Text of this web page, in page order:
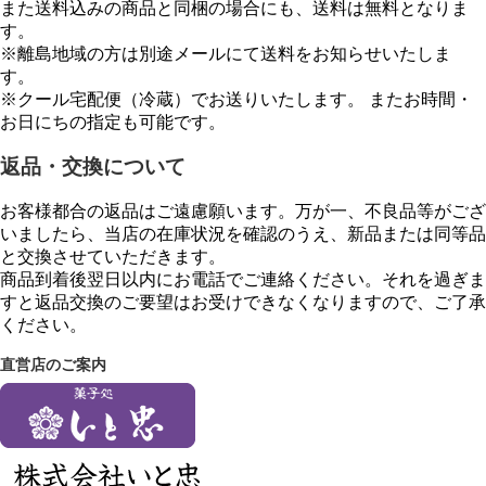
また送料込みの商品と同梱の場合にも、送料は無料となりま
す。
※離島地域の方は別途メールにて送料をお知らせいたしま
す。
※クール宅配便（冷蔵）でお送りいたします。 またお時間・
お日にちの指定も可能です。
返品・交換について
お客様都合の返品はご遠慮願います。万が一、不良品等がござ
いましたら、当店の在庫状況を確認のうえ、新品または同等品
と交換させていただきます。
商品到着後翌日以内にお電話でご連絡ください。それを過ぎま
すと返品交換のご要望はお受けできなくなりますので、ご了承
ください。
直営店のご案内